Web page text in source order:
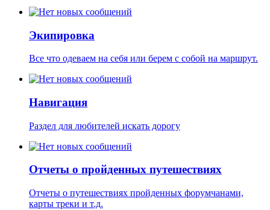
Экипировка
Все что одеваем на себя или берем с собой на маршрут.
Навигация
Раздел для любителей искать дорогу
Отчеты о пройденных путешествиях
Отчеты о путешествиях пройденных форумчанами,
карты треки и т.д.